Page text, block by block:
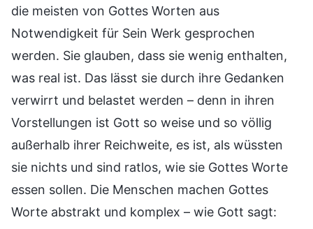
die meisten von Gottes Worten aus
Notwendigkeit für Sein Werk gesprochen
werden. Sie glauben, dass sie wenig enthalten,
was real ist. Das lässt sie durch ihre Gedanken
verwirrt und belastet werden – denn in ihren
Vorstellungen ist Gott so weise und so völlig
außerhalb ihrer Reichweite, es ist, als wüssten
sie nichts und sind ratlos, wie sie Gottes Worte
essen sollen. Die Menschen machen Gottes
Worte abstrakt und komplex – wie Gott sagt: